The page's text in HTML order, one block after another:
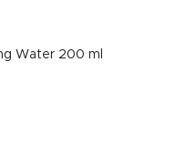
Water 200 ml